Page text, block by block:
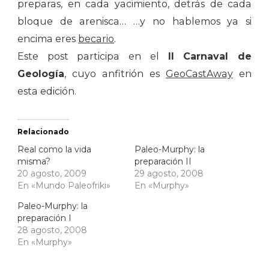
preparas, en cada yacimiento, detrás de cada
bloque de arenisca… …y no hablemos ya si
encima eres becario.
Este post participa en el II Carnaval de
Geología, cuyo anfitrión es GeoCastAway en
esta edición.
Relacionado
Real como la vida
misma?
20 agosto, 2009
En «Mundo Paleofriki»
Paleo-Murphy: la
preparación II
29 agosto, 2008
En «Murphy»
Paleo-Murphy: la
preparación I
28 agosto, 2008
En «Murphy»